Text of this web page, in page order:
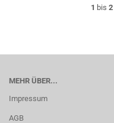
1 bis 2
MEHR ÜBER...
Impressum
AGB